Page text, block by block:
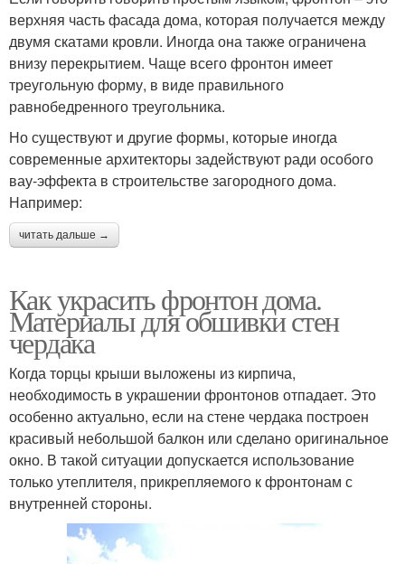
верхняя часть фасада дома, которая получается между
двумя скатами кровли. Иногда она также ограничена
внизу перекрытием. Чаще всего фронтон имеет
треугольную форму, в виде правильного
равнобедренного треугольника.
Но существуют и другие формы, которые иногда
современные архитекторы задействуют ради особого
вау-эффекта в строительстве загородного дома.
Например:
читать дальше →
Как украсить фронтон дома.
Материалы для обшивки стен
чердака
Когда торцы крыши выложены из кирпича,
необходимость в украшении фронтонов отпадает. Это
особенно актуально, если на стене чердака построен
красивый небольшой балкон или сделано оригинальное
окно. В такой ситуации допускается использование
только утеплителя, прикрепляемого к фронтонам с
внутренней стороны.